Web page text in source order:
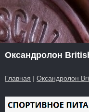
Оксандролон
Главная | Оксандролон